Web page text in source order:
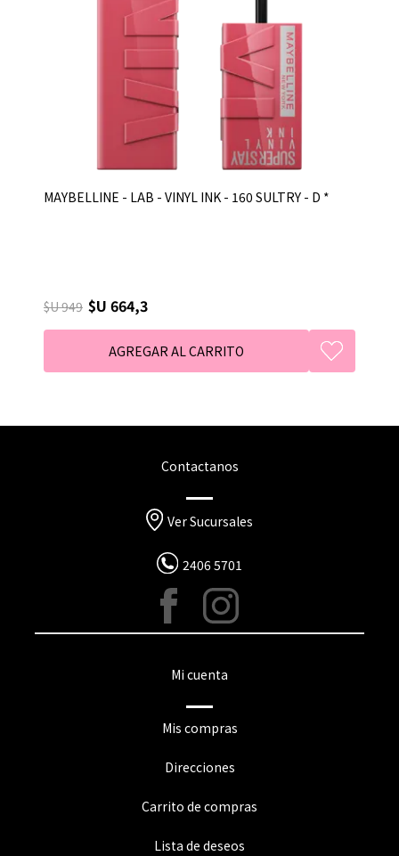
MAYBELLINE - LAB - VINYL INK - 160 SULTRY - D *
$U 949 $U 664,3
Contactanos
Ver Sucursales
2406 5701
Mi cuenta
Mis compras
Direcciones
Carrito de compras
Lista de deseos